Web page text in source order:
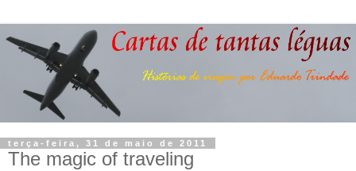
terça-feira, 31 de maio de 2011
The magic of traveling